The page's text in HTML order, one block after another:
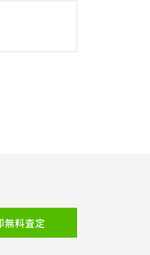
無料査定